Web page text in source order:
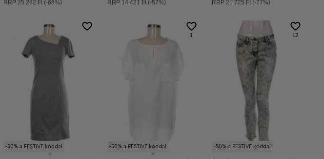
Ajánlott ár:
RRP 25 282 Ft (-68%) Ajánlott ár:
RRP 14 421 Ft (-57%) Ajánlott ár:
RRP 21 725 Ft (-77%)
-50% a FESTIVE kóddal -50% a FESTIVE kóddal
1
-50% a FESTIVE kóddal
12